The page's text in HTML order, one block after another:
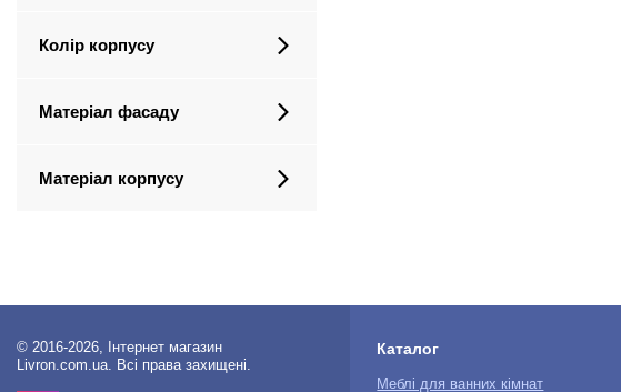
Колір корпусу
Матеріал фасаду
Матеріал корпусу
© 2016-2026, Інтернет магазин
Livron.com.ua. Всі права захищені.
Каталог
Меблі для ванних кімнат